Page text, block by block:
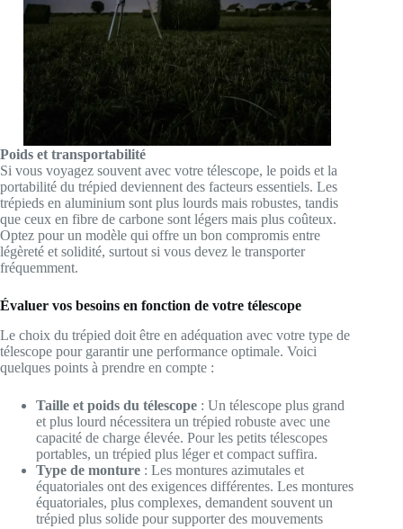
Poids et transportabilité
Si vous voyagez souvent avec votre télescope, le poids et la
portabilité du trépied deviennent des facteurs essentiels. Les
trépieds en aluminium sont plus lourds mais robustes, tandis
que ceux en fibre de carbone sont légers mais plus coûteux.
Optez pour un modèle qui offre un bon compromis entre
légèreté et solidité, surtout si vous devez le transporter
fréquemment.
Évaluer vos besoins en fonction de votre télescope
Le choix du trépied doit être en adéquation avec votre type de
télescope pour garantir une performance optimale. Voici
quelques points à prendre en compte :
Taille et poids du télescope : Un télescope plus grand
et plus lourd nécessitera un trépied robuste avec une
capacité de charge élevée. Pour les petits télescopes
portables, un trépied plus léger et compact suffira.
Type de monture : Les montures azimutales et
équatoriales ont des exigences différentes. Les montures
équatoriales, plus complexes, demandent souvent un
trépied plus solide pour supporter des mouvements